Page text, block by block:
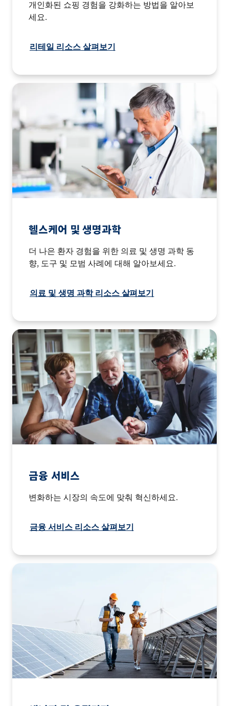
개인화된 쇼핑 경험을 강화하는 방법을 알아보
세요.
리테일 리소스 살펴보기
헬스케어 및 생명과학
더 나은 환자 경험을 위한 의료 및 생명 과학 동
향, 도구 및 모범 사례에 대해 알아보세요.
의료 및 생명 과학 리소스 살펴보기
금융 서비스
변화하는 시장의 속도에 맞춰 혁신하세요.
금융 서비스 리소스 살펴보기